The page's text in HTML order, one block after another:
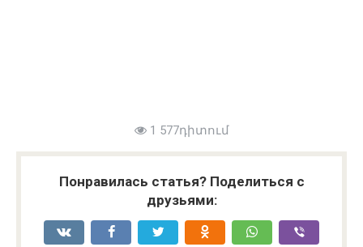
1 577դիտում
Понравилась статья? Поделиться с
друзьями: